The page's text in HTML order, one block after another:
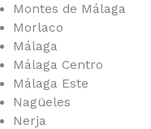
Montes de Málaga
Morlaco
Málaga
Málaga Centro
Málaga Este
Nagüeles
Nerja